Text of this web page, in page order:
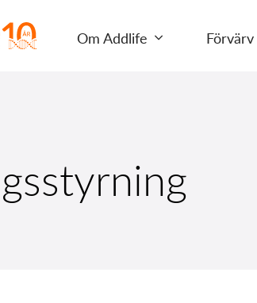
Om Addlife Förvärv